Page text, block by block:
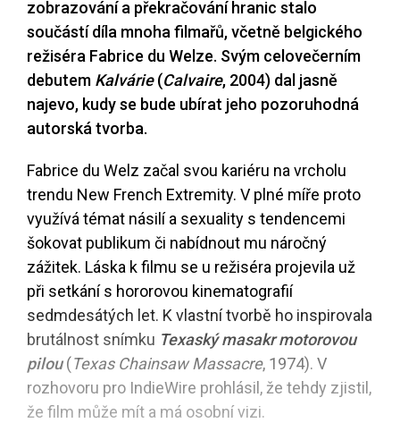
zobrazování a překračování hranic stalo
součástí díla mnoha filmařů, včetně belgického
režiséra Fabrice du Welze. Svým celovečerním
debutem Kalvárie(Calvaire, 2004) dal jasně
najevo, kudy se bude ubírat jeho pozoruhodná
autorská tvorba.
Fabrice du Welz začal svou kariéru na vrcholu
trendu New French Extremity. V plné míře proto
využívá témat násilí a sexuality s tendencemi
šokovat publikum či nabídnout mu náročný
zážitek. Láska k filmu se u režiséra projevila už
při setkání s hororovou kinematografií
sedmdesátých let. K vlastní tvorbě ho inspirovala
brutálnost snímku Texaský masakr motorovou
pilou(Texas Chainsaw Massacre, 1974). V
rozhovoru pro IndieWire prohlásil, že tehdy zjistil,
že film může mít a má osobní vizi.